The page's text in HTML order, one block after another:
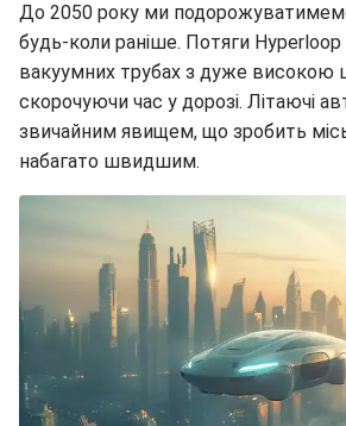
До 2050 року ми
будь-коли раніше. Потяги
вакуумних трубах з дуже високою
скорочуючи час у дорозі. Літаючі
звичайним явищем, що зробить
набагато швидшим.